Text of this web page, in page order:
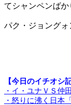
てシャンペンばか
パク・ジョングォ
【今日のイチオシ
・イ・ユナＶＳ仲
・怒りに沸く日本